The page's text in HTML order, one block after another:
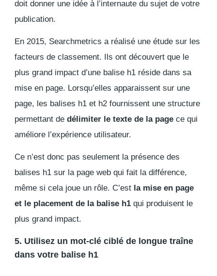
doit donner une idée à l’internaute du sujet de votre
publication.
En 2015, Searchmetrics a réalisé une étude sur les
facteurs de classement. Ils ont découvert que le
plus grand impact d’une balise h1 réside dans sa
mise en page. Lorsqu’elles apparaissent sur une
page, les balises h1 et h2 fournissent une structure
permettant de délimiter le texte de la page ce qui
améliore l’expérience utilisateur.
Ce n’est donc pas seulement la présence des
balises h1 sur la page web qui fait la différence,
même si cela joue un rôle. C’est la mise en page
et le placement de la balise h1 qui produisent le
plus grand impact.
5. Utilisez un mot-clé ciblé de longue traîne
dans votre balise h1